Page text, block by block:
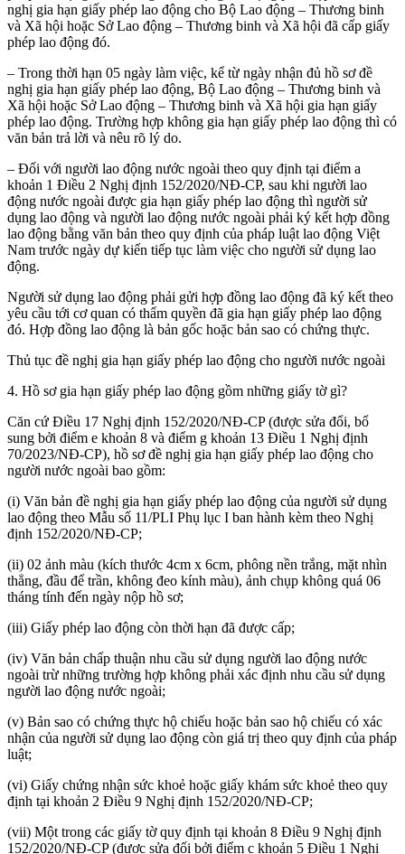
nghị gia hạn giấy phép lao động cho Bộ Lao động – Thương binh
và Xã hội hoặc Sở Lao động – Thương binh và Xã hội đã cấp giấy
phép lao động đó.
– Trong thời hạn 05 ngày làm việc, kể từ ngày nhận đủ hồ sơ đề
nghị gia hạn giấy phép lao động, Bộ Lao động – Thương binh và
Xã hội hoặc Sở Lao động – Thương binh và Xã hội gia hạn giấy
phép lao động. Trường hợp không gia hạn giấy phép lao động thì có
văn bản trả lời và nêu rõ lý do.
– Đối với người lao động nước ngoài theo quy định tại điểm a
khoản 1 Điều 2 Nghị định 152/2020/NĐ-CP, sau khi người lao
động nước ngoài được gia hạn giấy phép lao động thì người sử
dụng lao động và người lao động nước ngoài phải ký kết hợp đồng
lao động bằng văn bản theo quy định của pháp luật lao động Việt
Nam trước ngày dự kiến tiếp tục làm việc cho người sử dụng lao
động.
Người sử dụng lao động phải gửi hợp đồng lao động đã ký kết theo
yêu cầu tới cơ quan có thẩm quyền đã gia hạn giấy phép lao động
đó. Hợp đồng lao động là bản gốc hoặc bản sao có chứng thực.
Thủ tục đề nghị gia hạn giấy phép lao động cho người nước ngoài
4. Hồ sơ gia hạn giấy phép lao động gồm những giấy tờ gì?
Căn cứ Điều 17 Nghị định 152/2020/NĐ-CP (được sửa đổi, bổ
sung bởi điểm e khoản 8 và điểm g khoản 13 Điều 1 Nghị định
70/2023/NĐ-CP), hồ sơ đề nghị gia hạn giấy phép lao động cho
người nước ngoài bao gồm:
(i) Văn bản đề nghị gia hạn giấy phép lao động của người sử dụng
lao động theo Mẫu số 11/PLI Phụ lục I ban hành kèm theo Nghị
định 152/2020/NĐ-CP;
(ii) 02 ảnh màu (kích thước 4cm x 6cm, phông nền trắng, mặt nhìn
thẳng, đầu để trần, không đeo kính màu), ảnh chụp không quá 06
tháng tính đến ngày nộp hồ sơ;
(iii) Giấy phép lao động còn thời hạn đã được cấp;
(iv) Văn bản chấp thuận nhu cầu sử dụng người lao động nước
ngoài trừ những trường hợp không phải xác định nhu cầu sử dụng
người lao động nước ngoài;
(v) Bản sao có chứng thực hộ chiếu hoặc bản sao hộ chiếu có xác
nhận của người sử dụng lao động còn giá trị theo quy định của pháp
luật;
(vi) Giấy chứng nhận sức khoẻ hoặc giấy khám sức khoẻ theo quy
định tại khoản 2 Điều 9 Nghị định 152/2020/NĐ-CP;
(vii) Một trong các giấy tờ quy định tại khoản 8 Điều 9 Nghị định
152/2020/NĐ-CP (được sửa đổi bởi điểm c khoản 5 Điều 1 Nghị